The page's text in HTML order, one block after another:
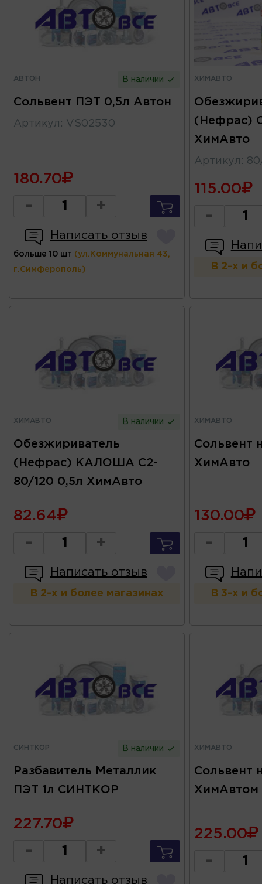
АВТОН В наличии
Сольвент ПЭТ 0,5л Автон
Артикул : VS02530
180.70
- +
Написать отзыв
больше 10 шт (ул.Коммунальная 43,
г.Симферополь)
ХИМАВТО
(Нефрас)
ХимАвто
Артикул :
115.00
-
В 2-х и
ХИМАВТО В наличии
Обезжириватель
(Нефрас) КАЛОША C2-
80/120 0,5л ХимАвто
82.64
- +
Написать отзыв
В 2-х и более магазинах
ХИМАВТО
Сольвент
ХимАвто
130.00
-
В 3-х и
СИНТКОР В наличии
Разбавитель Металлик
ПЭТ 1л СИНТКОР
227.70
- +
Написать отзыв
ХИМАВТО
Сольвент
ХимАвтом
225.00
-